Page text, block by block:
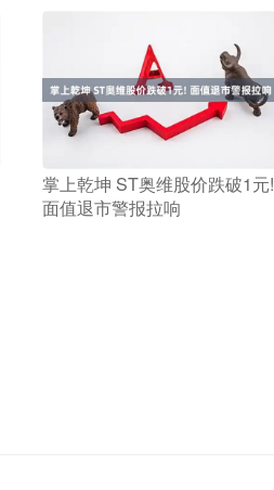
​掌上乾坤 ST奥维股价跌破1元!
面值退市警报拉响